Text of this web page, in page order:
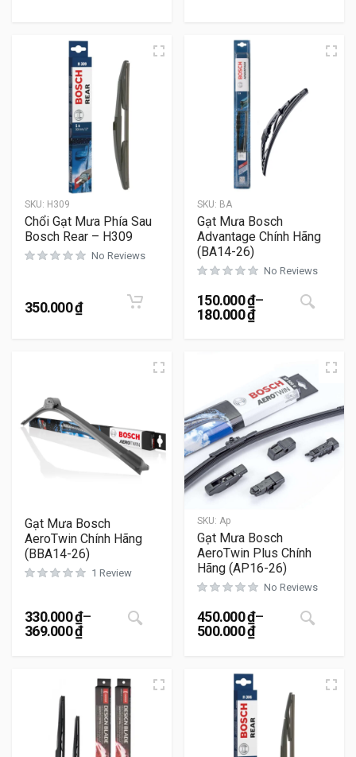
SKU: H309
Chổi Gạt Mưa Phía Sau
Bosch Rear – H309
No Reviews
350.000₫
SKU: BA
Gạt Mưa Bosch
Advantage Chính Hãng
(BA14-26)
No Reviews
150.000₫–
180.000₫
Khoảng giá: từ 150.000 ₫
Gạt Mưa Bosch
AeroTwin Chính Hãng
(BBA14-26)
1 Review
330.000₫–
369.000₫
Khoảng giá: từ 330.000 ₫ đến 369.000 ₫
Sản phẩm này có nhiều biến thể.
SKU: Ap
Gạt Mưa Bosch
AeroTwin Plus Chính
Hãng (AP16-26)
No Reviews
450.000₫–
500.000₫
Khoảng giá: từ 450.000 ₫